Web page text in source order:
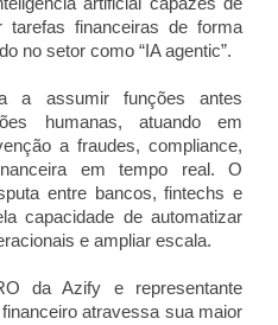
financeiras de forma
no setor como “IA agentic”.
a assumir funções antes
humanas, atuando em
a fraudes, compliance,
em tempo real. O
entre bancos, fintechs e
capacidade de automatizar
e ampliar escala.
da Azify e representante
atravessa sua maior